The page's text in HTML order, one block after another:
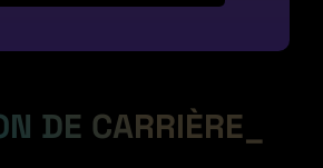
DE CARRIÈRE